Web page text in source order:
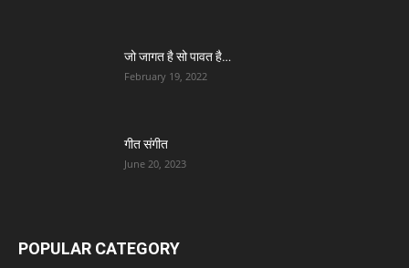
जो जागत है सो पावत है…
February 19, 2022
गीत संगीत
June 20, 2023
POPULAR CATEGORY